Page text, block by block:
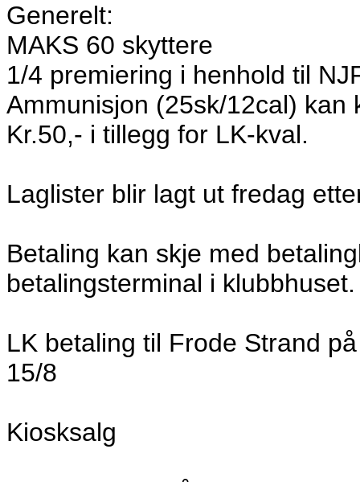
Generelt:
MAKS 60 skyttere
1/4 premiering i henhold til
Ammunisjon (25sk/12cal) kan
Kr.50,- i tillegg for LK-kval.
Laglister blir lagt ut fredag
Betaling kan skje med
betalingsterminal i klubbhuset.
LK betaling til Frode Strand
15/8
Kiosksalg